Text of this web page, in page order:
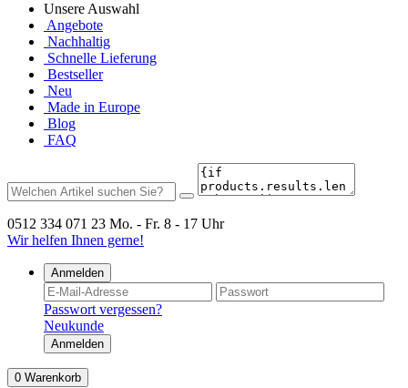
Unsere Auswahl
Angebote
Nachhaltig
Schnelle Lieferung
Bestseller
Neu
Made in Europe
Blog
FAQ
0512 334 071 23 Mo. - Fr. 8 - 17 Uhr
Wir helfen Ihnen gerne!
Anmelden
Passwort vergessen?
Neukunde
Anmelden
0 Warenkorb